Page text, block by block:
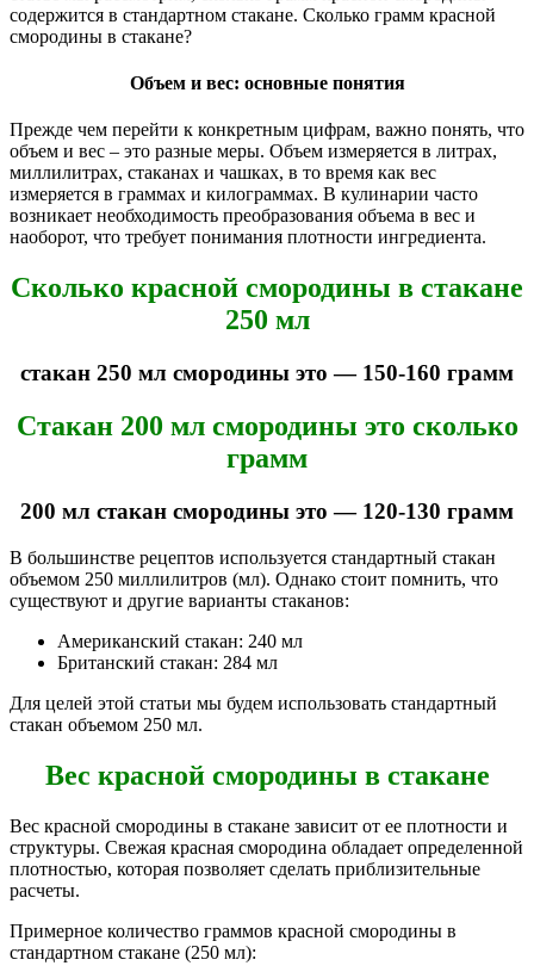
содержится в стандартном стакане. Сколько грамм красной
смородины в стакане?
Объем и вес: основные понятия
Прежде чем перейти к конкретным цифрам, важно понять, что
объем и вес – это разные меры. Объем измеряется в литрах,
миллилитрах, стаканах и чашках, в то время как вес
измеряется в граммах и килограммах. В кулинарии часто
возникает необходимость преобразования объема в вес и
наоборот, что требует понимания плотности ингредиента.
Сколько красной смородины в стакане
250 мл
стакан 250 мл смородины это — 150-160 грамм
Стакан 200 мл смородины это сколько
грамм
200 мл стакан смородины это — 120-130 грамм
В большинстве рецептов используется стандартный стакан
объемом 250 миллилитров (мл). Однако стоит помнить, что
существуют и другие варианты стаканов:
Американский стакан: 240 мл
Британский стакан: 284 мл
Для целей этой статьи мы будем использовать стандартный
стакан объемом 250 мл.
Вес красной смородины в стакане
Вес красной смородины в стакане зависит от ее плотности и
структуры. Свежая красная смородина обладает определенной
плотностью, которая позволяет сделать приблизительные
расчеты.
Примерное количество граммов красной смородины в
стандартном стакане (250 мл):